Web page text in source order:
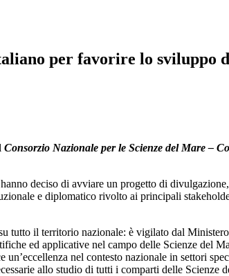
per favorire lo sviluppo
Consorzio Nazionale per le Scienze del Mare –
deciso di avviare un progetto di
e diplomatico rivolto ai principali
il territorio nazionale: è vigilato dal
ed applicative nel campo delle Scienze del
nel contesto nazionale in settori
allo studio di tutti i comparti delle Scienze